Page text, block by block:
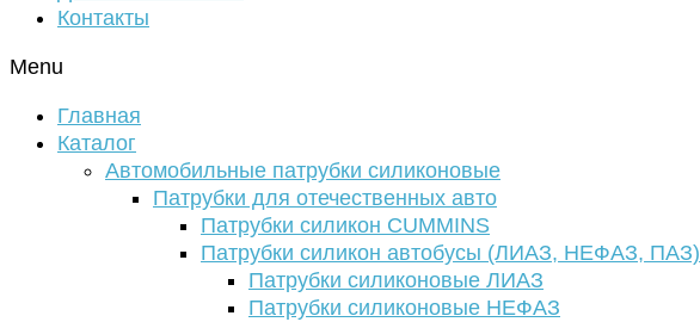
Контакты
Menu
Главная
Каталог
Автомобильные патрубки силиконовые
Патрубки для отечественных авто
Патрубки силикон CUMMINS
Патрубки силикон автобусы (ЛИАЗ, НЕФАЗ, ПАЗ)
Патрубки силиконовые ЛИАЗ
Патрубки силиконовые НЕФАЗ